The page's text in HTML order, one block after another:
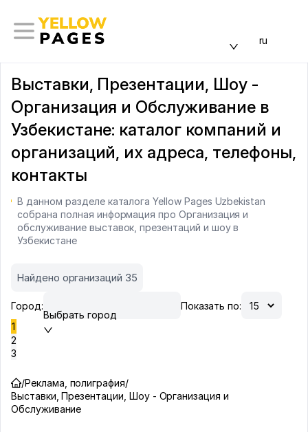
ru
Выставки, Презентации, Шоу -
Организация и Обслуживание в
Узбекистане: каталог компаний и
организаций, их адреса, телефоны,
контакты
В данном разделе каталога Yellow Pages Uzbekistan
собрана полная информация про Организация и
обслуживание выставок, презентаций и шоу в
Узбекистане
Найдено организаций 35
Город:
Выбрать город
Показать по:
1
2
3
/Реклама, полиграфия/
Выставки, Презентации, Шоу - Организация и
Обслуживание